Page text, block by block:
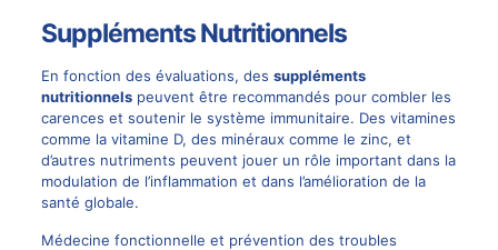
Suppléments Nutritionnels
En fonction des évaluations, des suppléments
nutritionnelspeuvent être recommandés pour combler les
carences et soutenir le système immunitaire. Des vitamines
comme la vitamine D, des minéraux comme le zinc, et
d’autres nutriments peuvent jouer un rôle important dans la
modulation de l’inflammation et dans l’amélioration de la
santé globale.
Médecine fonctionnelle et prévention des troubles